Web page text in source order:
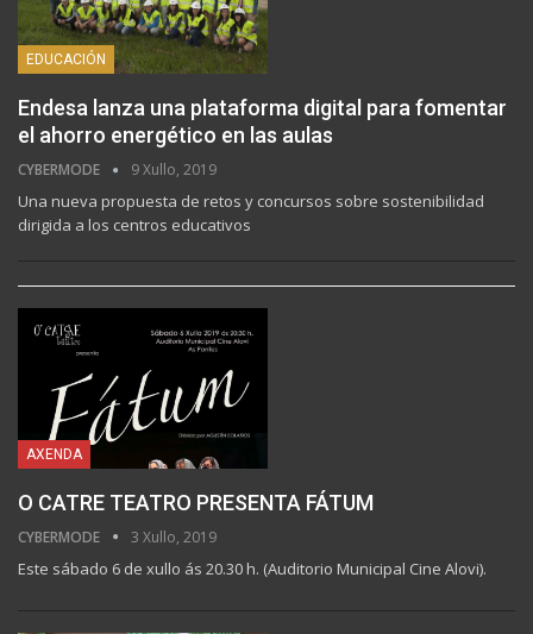
EDUCACIÓN
Endesa lanza una plataforma digital para fomentar
el ahorro energético en las aulas
CYBERMODE 9 Xullo, 2019
Una nueva propuesta de retos y concursos sobre sostenibilidad
dirigida a los centros educativos
AXENDA
O CATRE TEATRO PRESENTA FÁTUM
CYBERMODE 3 Xullo, 2019
Este sábado 6 de xullo ás 20.30 h. (Auditorio Municipal Cine Alovi).